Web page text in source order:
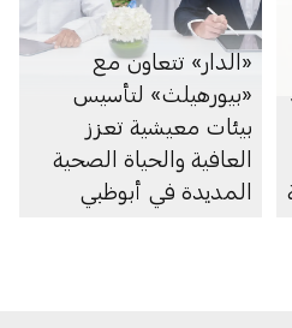
«الدار» تتعاون مع
«بيورهيلث» لتأسيس
بيئات معيشية تعزز
العافية والحياة الصحية
المديدة في أبوظبي